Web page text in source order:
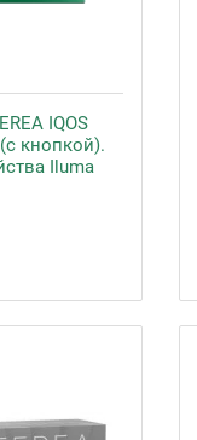
IQOS
кнопкой).
Iluma